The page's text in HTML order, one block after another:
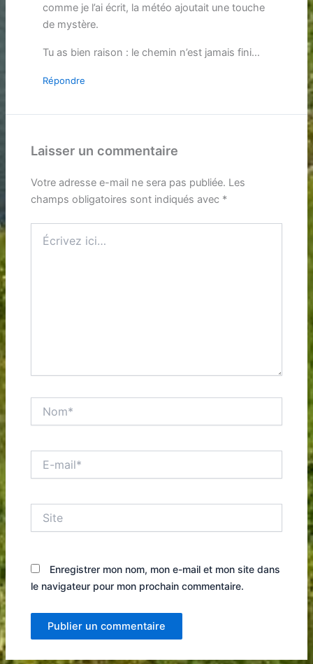
comme je l’ai écrit, la météo ajoutait une touche
de mystère.
Tu as bien raison : le chemin n’est jamais fini…
Répondre
Laisser un commentaire
Votre adresse e-mail ne sera pas publiée. Les
champs obligatoires sont indiqués avec *
ici…
mail*
Enregistrer mon nom, mon e-mail et mon site dans
le navigateur pour mon prochain commentaire.